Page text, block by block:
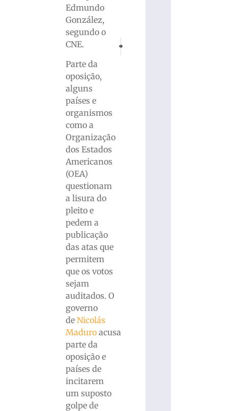
Edmundo
González,
segundo o
CNE.
Parte da
oposição,
alguns
países e
organismos
como a
Organização
dos Estados
Americanos
(OEA)
questionam
a lisura do
pleito e
pedem a
publicação
das atas que
permitem
que os votos
sejam
auditados. O
governo
de Nicolás
Maduroacusa
parte da
oposição e
países de
incitarem
um suposto
golpe de